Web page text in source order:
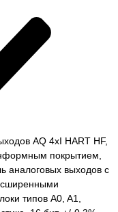
AQ 4xI HART HF,
покрытием,
аналоговых выходов с
типов A0, A1,